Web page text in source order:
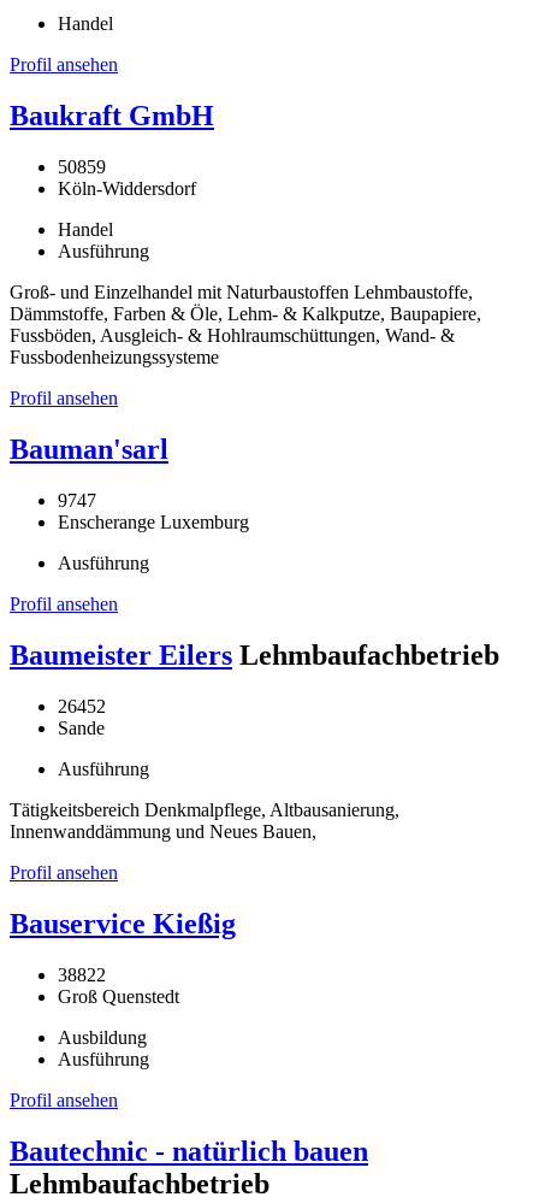
Handel
Profil ansehen
Baukraft GmbH
50859
Köln-Widdersdorf
Handel
Ausführung
Groß- und Einzelhandel mit Naturbaustoffen Lehmbaustoffe,
Dämmstoffe, Farben & Öle, Lehm- & Kalkputze, Baupapiere,
Fussböden, Ausgleich- & Hohlraumschüttungen, Wand- &
Fussbodenheizungssysteme
Profil ansehen
Bauman'sarl
9747
Enscherange Luxemburg
Ausführung
Profil ansehen
Baumeister Eilers Lehmbaufachbetrieb
26452
Sande
Ausführung
Tätigkeitsbereich Denkmalpflege, Altbausanierung,
Innenwanddämmung und Neues Bauen,
Profil ansehen
Bauservice Kießig
38822
Groß Quenstedt
Ausbildung
Ausführung
Profil ansehen
Bautechnic - natürlich bauen
Lehmbaufachbetrieb